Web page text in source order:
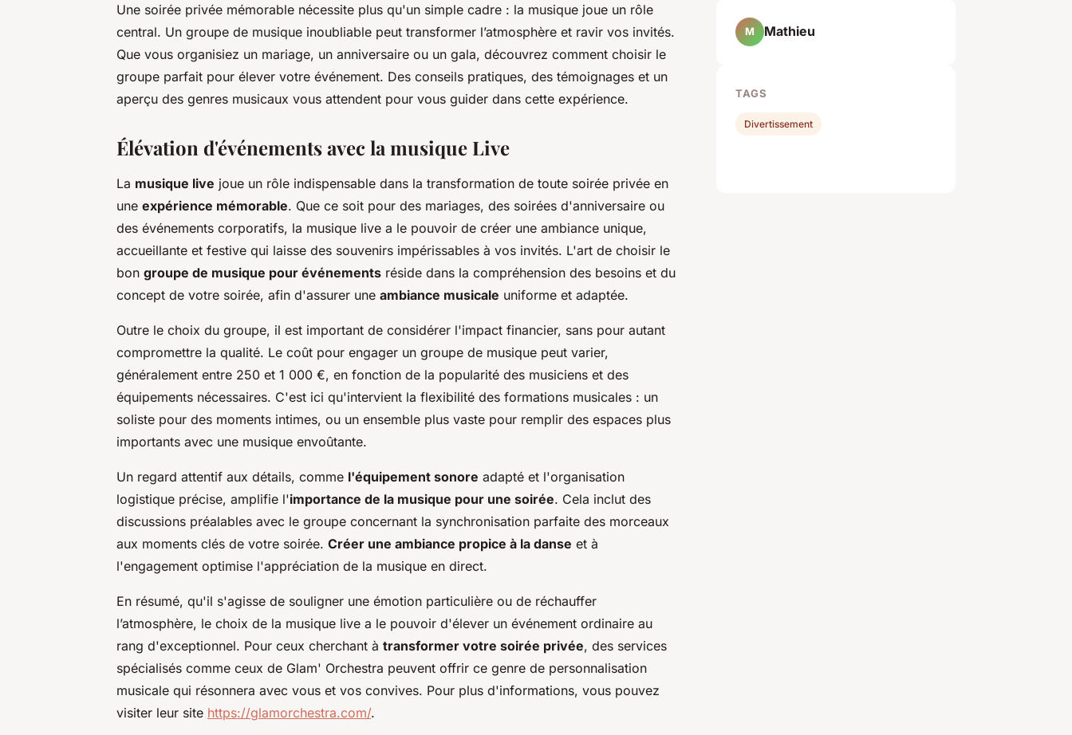
Une soirée privée mémorable nécessite plus qu'un simple cadre : la musique joue un rôle
central. Un groupe de musique inoubliable peut transformer l’atmosphère et ravir vos invités.
Que vous organisiez un mariage, un anniversaire ou un gala, découvrez comment choisir le
groupe parfait pour élever votre événement. Des conseils pratiques, des témoignages et un
aperçu des genres musicaux vous attendent pour vous guider dans cette expérience.
Élévation d'événements avec la musique Live
La musique live joue un rôle indispensable dans la transformation de toute soirée privée en
une expérience mémorable. Que ce soit pour des mariages, des soirées d'anniversaire ou
des événements corporatifs, la musique live a le pouvoir de créer une ambiance unique,
accueillante et festive qui laisse des souvenirs impérissables à vos invités. L'art de choisir le
bon groupe de musique pour événements réside dans la compréhension des besoins et du
concept de votre soirée, afin d'assurer une ambiance musicale uniforme et adaptée.
Outre le choix du groupe, il est important de considérer l'impact financier, sans pour autant
compromettre la qualité. Le coût pour engager un groupe de musique peut varier,
généralement entre 250 et 1 000 €, en fonction de la popularité des musiciens et des
équipements nécessaires. C'est ici qu'intervient la flexibilité des formations musicales : un
soliste pour des moments intimes, ou un ensemble plus vaste pour remplir des espaces plus
importants avec une musique envoûtante.
Un regard attentif aux détails, comme l'équipement sonore adapté et l'organisation
logistique précise, amplifie l'importance de la musique pour une soirée. Cela inclut des
discussions préalables avec le groupe concernant la synchronisation parfaite des morceaux
aux moments clés de votre soirée. Créer une ambiance propice à la danse et à
l'engagement optimise l'appréciation de la musique en direct.
En résumé, qu'il s'agisse de souligner une émotion particulière ou de réchauffer
l’atmosphère, le choix de la musique live a le pouvoir d'élever un événement ordinaire au
rang d'exceptionnel. Pour ceux cherchant à transformer votre soirée privée, des services
spécialisés comme ceux de Glam' Orchestra peuvent offrir ce genre de personnalisation
musicale qui résonnera avec vous et vos convives. Pour plus d'informations, vous pouvez
visiter leur site https://glamorchestra.com/.
M Mathieu
TAGS
Divertissement